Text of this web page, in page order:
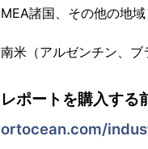
MEA諸国、その他の地域
南米（アルゼンチン、ブ
レポートを購入する
ortocean.com/